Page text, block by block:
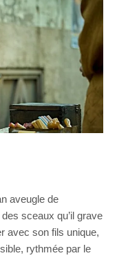
aveugle de
sceaux qu’il grave
avec son fils unique,
rythmée par le